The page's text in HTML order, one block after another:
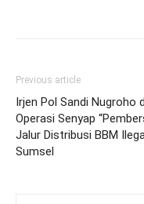
Previous article
Irjen Pol Sandi Nugroho
Operasi Senyap
Jalur Distribusi BBM
Sumsel